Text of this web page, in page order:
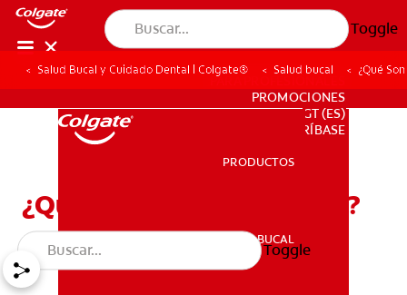
Toggle
SALUD BUCAL
PARA PROFESIONALES
PROMOCIONES
GT (ES)
SUSCRÍBASE
PRODUCTOS
SALUD BUCAL
Toggle
Salud Bucal y Cuidado Dental | Colgate® Salud bucal ¿Qué
¿Qué Son Las Dentaduras?